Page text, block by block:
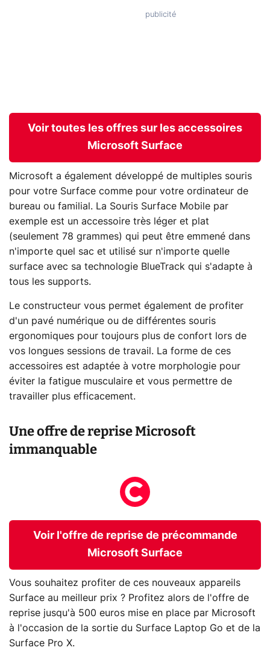
Voir toutes les offres sur les accessoires
Microsoft Surface
Microsoft a également développé de multiples souris
pour votre Surface comme pour votre ordinateur de
bureau ou familial. La Souris Surface Mobile par
exemple est un accessoire très léger et plat
(seulement 78 grammes) qui peut être emmené dans
n'importe quel sac et utilisé sur n'importe quelle
surface avec sa technologie BlueTrack qui s'adapte à
tous les supports.
Le constructeur vous permet également de profiter
d'un pavé numérique ou de différentes souris
ergonomiques pour toujours plus de confort lors de
vos longues sessions de travail. La forme de ces
accessoires est adaptée à votre morphologie pour
éviter la fatigue musculaire et vous permettre de
travailler plus efficacement.
Une offre de reprise Microsoft
immanquable
Voir l'offre de reprise de précommande
Microsoft Surface
Vous souhaitez profiter de ces nouveaux appareils
Surface au meilleur prix ? Profitez alors de l'offre de
reprise jusqu'à 500 euros mise en place par Microsoft
à l'occasion de la sortie du Surface Laptop Go et de la
Surface Pro X.